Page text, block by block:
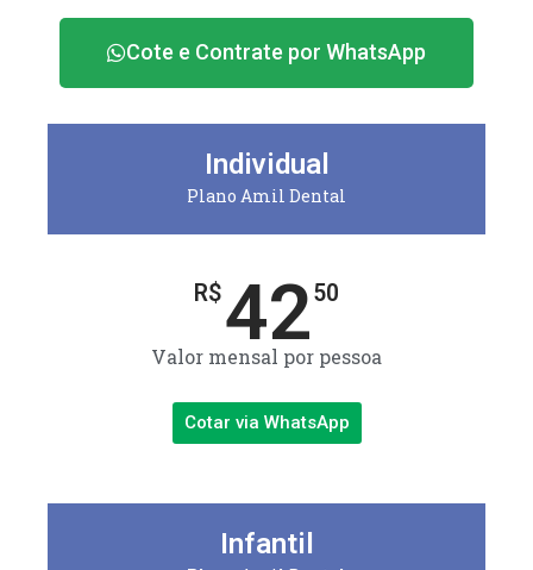
Cote e Contrate por WhatsApp
Individual
Plano Amil Dental
R$4250
Valor mensal por pessoa
Cotar via WhatsApp
Infantil